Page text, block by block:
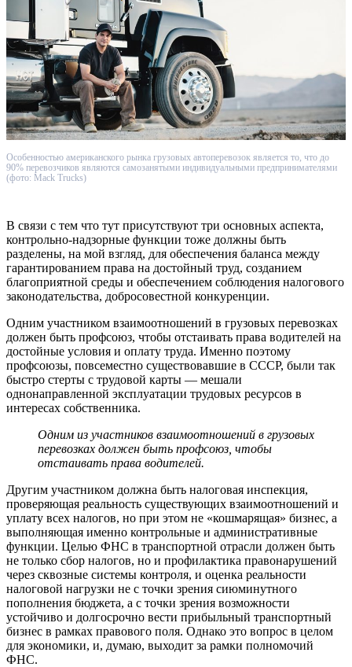
Особенностью американского рынка грузовых автоперевозок является то, что до
90% перевозчиков являются самозанятыми индивидуальными предпринимателями
(фото: Mack Trucks)
В связи с тем что тут присутствуют три основных аспекта,
контрольно-надзорные функции тоже должны быть
разделены, на мой взгляд, для обеспечения баланса между
гарантированием права на достойный труд, созданием
благоприятной среды и обеспечением соблюдения налогового
законодательства, добросовестной конкуренции.
Одним участником взаимоотношений в грузовых перевозках
должен быть профсоюз, чтобы отстаивать права водителей на
достойные условия и оплату труда. Именно поэтому
профсоюзы, повсеместно существовавшие в СССР, были так
быстро стерты с трудовой карты — мешали
однонаправленной эксплуатации трудовых ресурсов в
интересах собственника.
Одним из участников взаимоотношений в грузовых
перевозках должен быть профсоюз, чтобы
отстаивать права водителей.
Другим участником должна быть налоговая инспекция,
проверяющая реальность существующих взаимоотношений и
уплату всех налогов, но при этом не «кошмарящая» бизнес, а
выполняющая именно контрольные и административные
функции. Целью ФНС в транспортной отрасли должен быть
не только сбор налогов, но и профилактика правонарушений
через сквозные системы контроля, и оценка реальности
налоговой нагрузки не с точки зрения сиюминутного
пополнения бюджета, а с точки зрения возможности
устойчиво и долгосрочно вести прибыльный транспортный
бизнес в рамках правового поля. Однако это вопрос в целом
для экономики, и, думаю, выходит за рамки полномочий
ФНС.